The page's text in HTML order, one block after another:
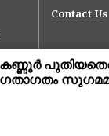
Contact Us